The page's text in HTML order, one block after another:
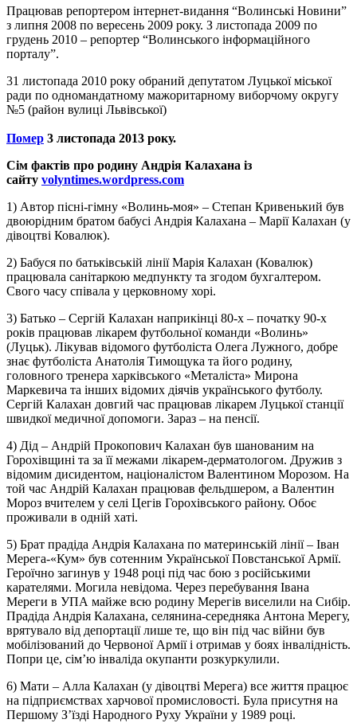
Працював репортером інтернет-видання “Волинські Новини”
з липня 2008 по вересень 2009 року. З листопада 2009 по
грудень 2010 – репортер “Волинського інформаційного
порталу”.
31 листопада 2010 року обраний депутатом Луцької міської
ради по одномандатному мажоритарному виборчому округу
№5 (район вулиці Львівської)
Помер 3 листопада 2013 року.
Сім фактів про родину Андрія Калахана із
сайту volyntimes.wordpress.com
1) Автор пісні-гімну «Волинь-моя» – Степан Кривенький був
двоюрідним братом бабусі Андрія Калахана – Марії Калахан (у
дівоцтві Ковалюк).
2) Бабуся по батьківській лінії Марія Калахан (Ковалюк)
працювала санітаркою медпункту та згодом бухгалтером.
Свого часу співала у церковному хорі.
3) Батько – Сергій Калахан наприкінці 80-х – початку 90-х
років працював лікарем футбольної команди «Волинь»
(Луцьк). Лікував відомого футболіста Олега Лужного, добре
знає футболіста Анатолія Тимощука та його родину,
головного тренера харківського «Металіста» Мирона
Маркевича та інших відомих діячів українського футболу.
Сергій Калахан довгий час працював лікарем Луцької станції
швидкої медичної допомоги. Зараз – на пенсії.
4) Дід – Андрій Прокопович Калахан був шанованим на
Горохівщині та за її межами лікарем-дерматологом. Дружив з
відомим дисидентом, націоналістом Валентином Морозом. На
той час Андрій Калахан працював фельдшером, а Валентин
Мороз вчителем у селі Цегів Горохівського району. Обоє
проживали в одній хаті.
5) Брат прадіда Андрія Калахана по материнській лінії – Іван
Мерега-«Кум» був сотенним Української Повстанської Армії.
Героїчно загинув у 1948 році під час бою з російськими
карателями. Могила невідома. Через перебування Івана
Мереги в УПА майже всю родину Мерегів виселили на Сибір.
Прадіда Андрія Калахана, селянина-середняка Антона Мерегу,
врятувало від депортації лише те, що він під час війни був
мобілізований до Червоної Армії і отримав у боях інвалідність.
Попри це, сім’ю інваліда окупанти розкуркулили.
6) Мати – Алла Калахан (у дівоцтві Мерега) все життя працює
на підприємствах харчової промисловості. Була присутня на
Першому З’їзді Народного Руху України у 1989 році.